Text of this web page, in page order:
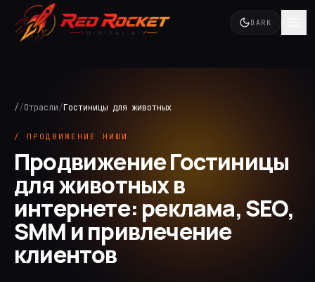
DARK
//Отрасли/Гостиницы для животных
/ ПРОДВИЖЕНИЕ НИШИ
Продвижение Гостиницы
для животных в
интернете: реклама, SEO,
SMM и привлечение
клиентов